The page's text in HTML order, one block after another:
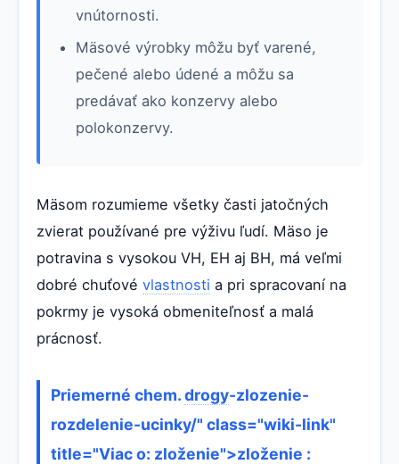
vnútornosti.
Mäsové výrobky môžu byť varené,
pečené alebo údené a môžu sa
predávať ako konzervy alebo
polokonzervy.
Mäsom rozumieme všetky časti jatočných
zvierat používané pre výživu ľudí. Mäso je
potravina s vysokou VH, EH aj BH, má veľmi
dobré chuťové vlastnosti a pri spracovaní na
pokrmy je vysoká obmeniteľnosť a malá
prácnosť.
Priemerné chem.drogy-zlozenie-
rozdelenie-ucinky/" class="wiki-link"
title="Viac o: zloženie">zloženie :